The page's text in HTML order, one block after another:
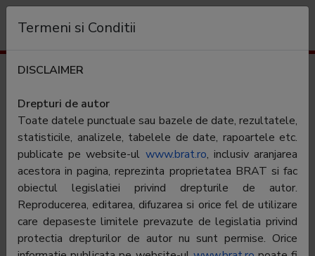
Adevarul de Seara - Deva-Hunedoara
Numele
editorului:
Adevarul Holding SRL
Periodicitate: Cotidian
Termeni si Conditii
DISCLAIMER
Drepturi de autor
Toate datele punctuale sau bazele de date, rezultatele,
statisticile, analizele, tabelele de date, rapoartele etc.
publicate pe website-ul www.brat.ro, inclusiv aranjarea
acestora in pagina, reprezinta proprietatea BRAT si fac
obiectul legislatiei privind drepturile de autor.
Reproducerea, editarea, difuzarea si orice fel de utilizare
care depaseste limitele prevazute de legislatia privind
protectia drepturilor de autor nu sunt permise. Orice